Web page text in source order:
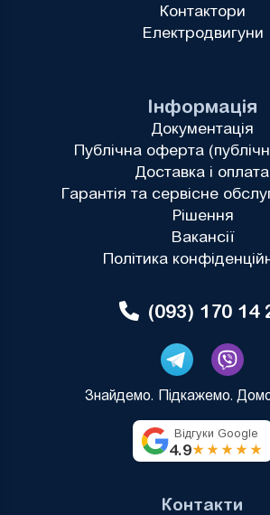
Інформація
Документація
Публічна оферта
Доставка і оплата
Гарантія та сервісне
Рішення
Вакансії
Політика
Контактори
Електродвигуни
(093) 170 14
Знайдемо. Підкажемо.
Відгуки Google
4.9★★★★★
Контакти